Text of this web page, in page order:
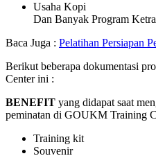
Usaha Kopi
Dan Banyak Program
Baca Juga : Pelatihan Persiapan
Berikut beberapa dokumentasi
Center ini :
BENEFIT yang didapat saat
peminatan di GOUKM Training
Training kit
Souvenir